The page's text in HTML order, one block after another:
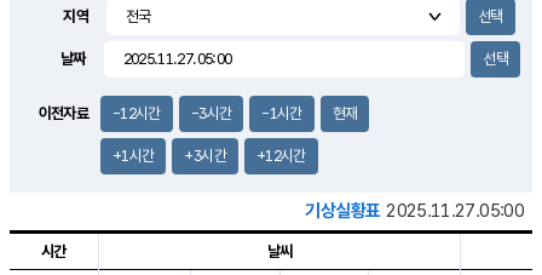
3.9m/s
지역
날짜
이전자료 -12시간 -3시간 -1시간 현재
+1시간 +3시간 +12시간
기상실황표 2025.11.27.05:00
시간 날씨